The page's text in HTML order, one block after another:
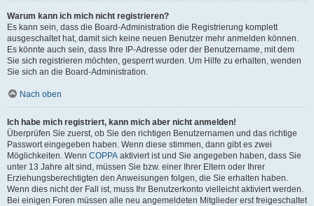
Warum kann ich mich nicht registrieren?
Es kann sein, dass die Board-Administration die Registrierung komplett
ausgeschaltet hat, damit sich keine neuen Benutzer mehr anmelden können.
Es könnte auch sein, dass Ihre IP-Adresse oder der Benutzername, mit dem
Sie sich registrieren möchten, gesperrt wurden. Um Hilfe zu erhalten, wenden
Sie sich an die Board-Administration.
Nach oben
Ich habe mich registriert, kann mich aber nicht anmelden!
Überprüfen Sie zuerst, ob Sie den richtigen Benutzernamen und das richtige
Passwort eingegeben haben. Wenn diese stimmen, dann gibt es zwei
Möglichkeiten. Wenn COPPA aktiviert ist und Sie angegeben haben, dass Sie
unter 13 Jahre alt sind, müssen Sie bzw. einer Ihrer Eltern oder Ihrer
Erziehungsberechtigten den Anweisungen folgen, die Sie erhalten haben.
Wenn dies nicht der Fall ist, muss Ihr Benutzerkonto vielleicht aktiviert werden.
Bei einigen Foren müssen alle neu angemeldeten Mitglieder erst freigeschaltet